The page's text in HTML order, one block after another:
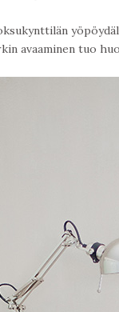
avaaminen tuo